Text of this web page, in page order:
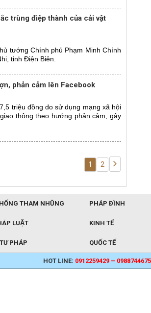
trùng điệp thành của cải vật
tướng Chính phủ Phạm Minh Chính
tỉnh Điện Biên.
phản cảm lên Facebook
triệu đồng do sử dụng mạng xã hội
thông theo hướng phản cảm, gây
1 2
THAM NHŨNG PHÁP ĐÌNH
LUẬT KINH TẾ
PHÁP QUỐC TẾ
HOT LINE: 0912259429 – 0988744675